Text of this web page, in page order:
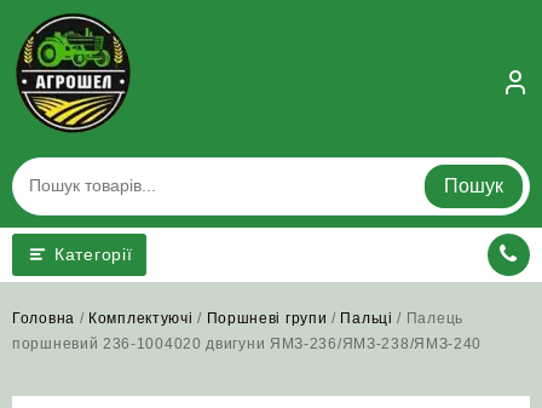
content
Пошук
Категорії
Головна / Комплектуючі / Поршневі групи / Пальці / Палець
поршневий 236-1004020 двигуни ЯМЗ‑236/ЯМЗ‑238/ЯМЗ‑240